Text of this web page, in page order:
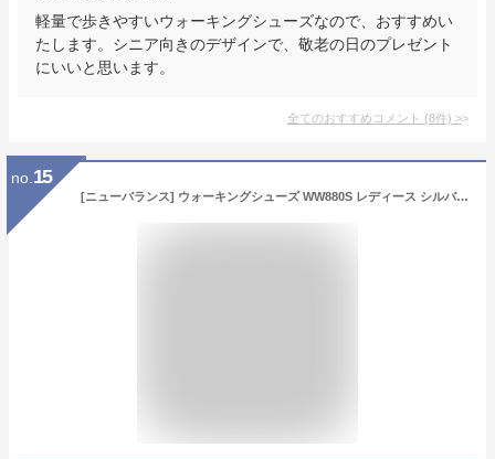
軽量で歩きやすいウォーキングシューズなので、おすすめい
たします。シニア向きのデザインで、敬老の日のプレゼント
にいいと思います。
全てのおすすめコメント (8件) >
no. 15
[ニューバランス] ウォーキングシューズ WW880S レディース シルバー(S4) 24 cm 2E